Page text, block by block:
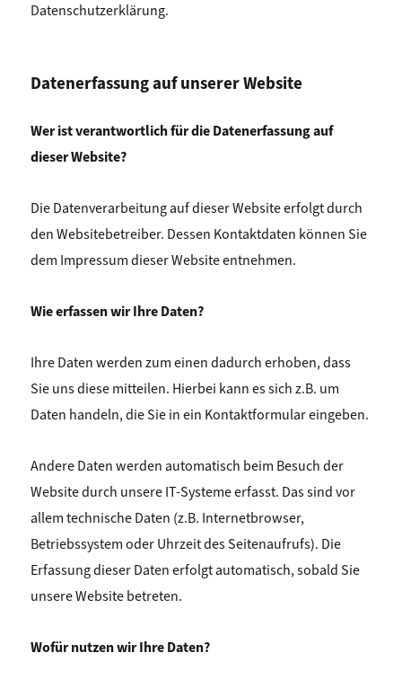
Datenschutzerklärung.
Datenerfassung auf unserer Website
Wer ist verantwortlich für die Datenerfassung auf
dieser Website?
Die Datenverarbeitung auf dieser Website erfolgt durch
den Websitebetreiber. Dessen Kontaktdaten können Sie
dem Impressum dieser Website entnehmen.
Wie erfassen wir Ihre Daten?
Ihre Daten werden zum einen dadurch erhoben, dass
Sie uns diese mitteilen. Hierbei kann es sich z.B. um
Daten handeln, die Sie in ein Kontaktformular eingeben.
Andere Daten werden automatisch beim Besuch der
Website durch unsere IT-Systeme erfasst. Das sind vor
allem technische Daten (z.B. Internetbrowser,
Betriebssystem oder Uhrzeit des Seitenaufrufs). Die
Erfassung dieser Daten erfolgt automatisch, sobald Sie
unsere Website betreten.
Wofür nutzen wir Ihre Daten?